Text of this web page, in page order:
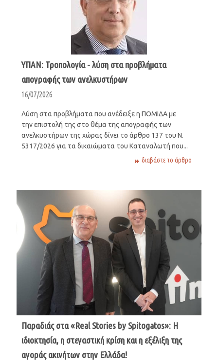
ΥΠΑΝ: Τροπολογία - λύση στα προβλήματα
απογραφής των ανελκυστήρων
16/07/2026
Λύση στα προβλήματα που ανέδειξε η ΠΟΜΙΔΑ με
την επιστολή της στο θέμα της απογραφής των
ανελκυστήρων της χώρας δίνει το άρθρο 137 του Ν.
5317/2026 για τα δικαιώματα του Καταναλωτή που...
διαβάστε το άρθρο
Παραδιάς στα «Real Stories by Spitogatos»: Η
ιδιοκτησία, η στεγαστική κρίση και η εξέλιξη της
αγοράς ακινήτων στην Ελλάδα!